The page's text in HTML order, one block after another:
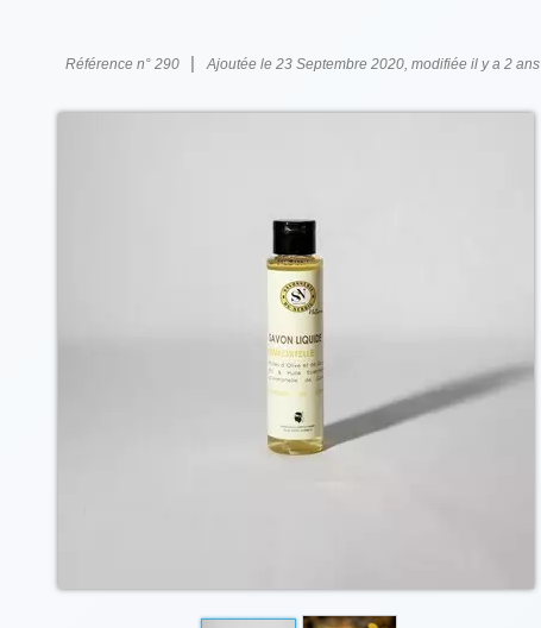
Référence n° 290 | Ajoutée le 23 Septembre 2020, modifiée il y a 2 ans